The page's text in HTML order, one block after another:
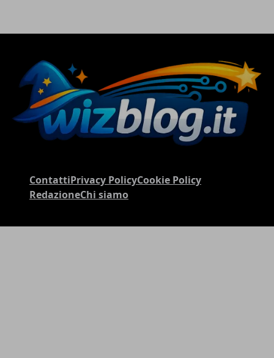
ContattiPrivacy PolicyCookie Policy
RedazioneChi siamo